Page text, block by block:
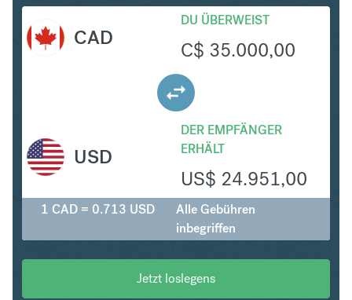
CAD
DU ÜBERWEIST
C$ 35.000,00
DER EMPFÄNGER
ERHÄLT
US$ 24.951,00
USD
1 CAD = 0.713 USD
Alle Gebühren
inbegriffen
Jetzt loslegens